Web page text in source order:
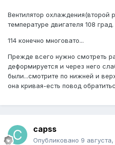
Вентилятор охлаждения(второй
температуре двигателя 108 град.
114 конечно многовато...
Прежде всего нужно смотреть
деформируется и через него
были...смотрите по нижней и
она кривая-есть повод
capss
Опубликовано 9 августа,